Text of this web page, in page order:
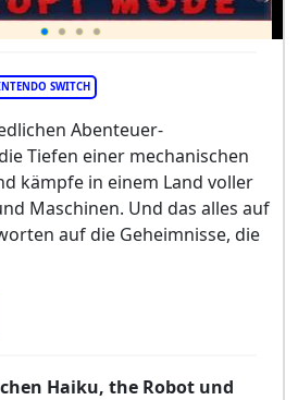
SWITCH
Abenteuer-
Tiefen einer mechanischen
kämpfe in einem Land voller
Maschinen. Und das alles auf
auf die Geheimnisse, die
Haiku, the Robot und